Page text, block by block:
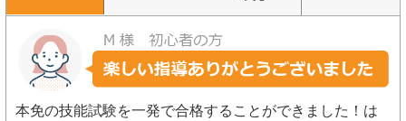
本免の技能試験を一発で合格することができました！は